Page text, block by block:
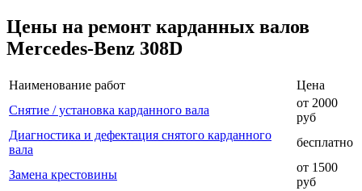
Цены на ремонт карданных валов
Mercedes-Benz 308D
Наименование работ
Цена
Снятие / установка карданного вала
от 2000
руб
Диагностика и дефектация снятого карданного
вала
бесплатно
Замена крестовины
от 1500
руб